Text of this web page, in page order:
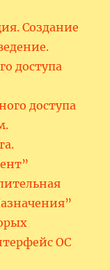
Создание
доступа
доступа
ОС